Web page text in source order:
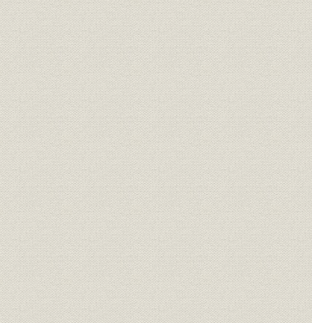
第2節 日本開発銀行法改正と資源エネルギー融資への傾斜
1. 日本開発銀行法改正と融資活動方針
2. 予算要求と融資計画・実績
3. トップの交代と組織改革
4. 新たな経営方針の模索
第3節 資源エネルギー融資への傾斜:政策課題別融資活動の推移
1. 政策項目別出融資実績の変化
2. 資源エネルギー
3. 国民生活改善
4. 都市開発
5. 地方開発